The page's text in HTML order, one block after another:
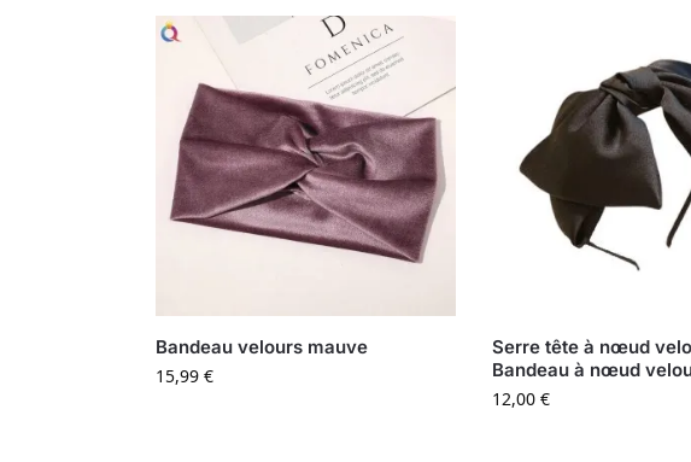
Bandeau velours mauve
15,99 €
Serre tête à nœud
Bandeau à nœud
12,00 €